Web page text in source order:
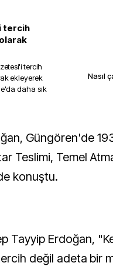
tercih
'i tercih
ekleyerek
daha sık
Nasıl
Teslimi, Temel
konuştu.
Tayyip Erdoğan,
değil adeta bir